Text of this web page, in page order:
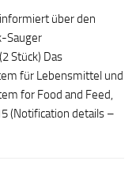
über den
Sauger
Stück) Das
für Lebensmittel und
for Food and Feed,
(Notification details –